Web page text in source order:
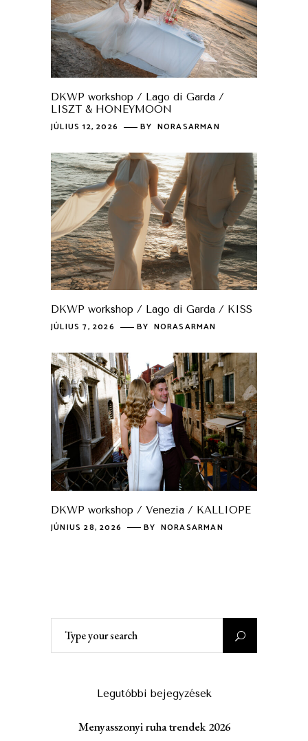
DKWP workshop / Lago di Garda /
LISZT & HONEYMOON
JÚLIUS 12, 2026 BY NORASARMAN
DKWP workshop / Lago di Garda / KISS
JÚLIUS 7, 2026 BY NORASARMAN
DKWP workshop / Venezia / KALLIOPE
JÚNIUS 28, 2026 BY NORASARMAN
for:
Legutóbbi bejegyzések
Menyasszonyi ruha trendek 2026